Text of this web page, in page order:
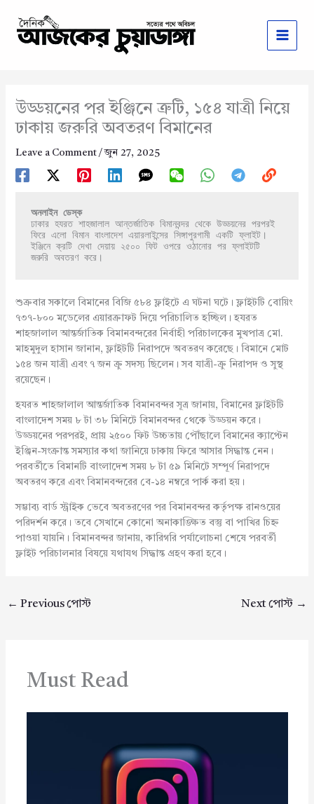
content
উড্ডয়নের পর ইঞ্জিনে ত্রুটি, ১৫৪ যাত্রী নিয়ে
ঢাকায় জরুরি অবতরণ বিমানের
Leave a Comment /জুন 27, 2025
অনলাইন ডেস্ক
ঢাকার হযরত শাহজালাল আন্তর্জাতিক বিমানবন্দর থেকে উড্ডয়নের পরপরই
ফিরে এলো বিমান বাংলাদেশ এয়ারলাইন্সের সিঙ্গাপুরগামী একটি ফ্লাইট।
ইঞ্জিনে ক্রটি দেখা দেয়ায় ২৫০০ ফিট ওপরে ওঠানোর পর ফ্লাইটটি
জরুরি অবতরণ করে।
শুক্রবার সকালে বিমানের বিজি ৫৮৪ ফ্লাইটে এ ঘটনা ঘটে। ফ্লাইটটি বোয়িং
৭৩৭-৮০০ মডেলের এয়ারক্রাফট দিয়ে পরিচালিত হচ্ছিল। হযরত
শাহজালাল আন্তর্জাতিক বিমানবন্দরের নির্বাহী পরিচালকের মুখপাত্র মো.
মাহমুদুল হাসান জানান, ফ্লাইটটি নিরাপদে অবতরণ করেছে। বিমানে মোট
১৫৪ জন যাত্রী এবং ৭ জন ক্রু সদস্য ছিলেন। সব যাত্রী-ক্রু নিরাপদ ও সুস্থ
রয়েছেন।
হযরত শাহজালাল আন্তর্জাতিক বিমানবন্দর সূত্র জানায়, বিমানের ফ্লাইটটি
বাংলাদেশ সময় ৮ টা ৩৮ মিনিটে বিমানবন্দর থেকে উড্ডয়ন করে।
উড্ডয়নের পরপরই, প্রায় ২৫০০ ফিট উচ্চতায় পৌঁছালে বিমানের ক্যাপ্টেন
ইঞ্জিন-সংক্রান্ত সমস্যার কথা জানিয়ে ঢাকায় ফিরে আসার সিদ্ধান্ত নেন।
পরবর্তীতে বিমানটি বাংলাদেশ সময় ৮ টা ৫৯ মিনিটে সম্পূর্ণ নিরাপদে
অবতরণ করে এবং বিমানবন্দরের বে-১৪ নম্বরে পার্ক করা হয়।
সম্ভাব্য বার্ড স্ট্রাইক ভেবে অবতরণের পর বিমানবন্দর কর্তৃপক্ষ রানওয়ের
পরিদর্শন করে। তবে সেখানে কোনো অনাকাঙ্ক্ষিত বস্তু বা পাখির চিহ্ন
পাওয়া যায়নি। বিমানবন্দর জানায়, কারিগরি পর্যালোচনা শেষে পরবর্তী
ফ্লাইট পরিচালনার বিষয়ে যথাযথ সিদ্ধান্ত গ্রহণ করা হবে।
← Previous পোস্ট Next পোস্ট →
Must Read